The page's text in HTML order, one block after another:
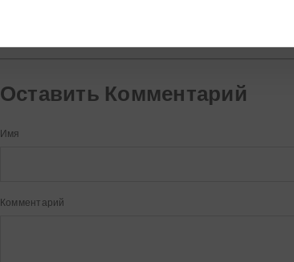
Оставить Комментарий
Имя
Комментарий